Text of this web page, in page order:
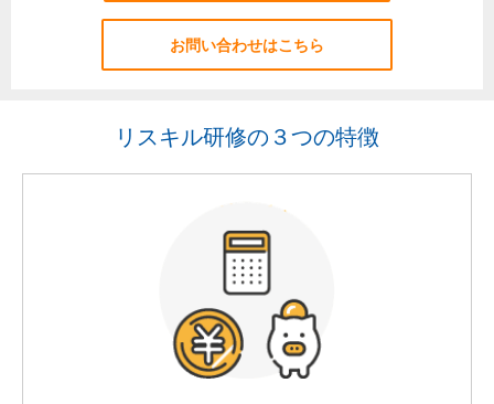
お問い合わせはこちら
リスキル研修の３つの特徴